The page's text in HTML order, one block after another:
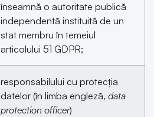
înseamnă o autoritate publică
independentă instituită de un
stat membru în temeiul
articolului 51 GDPR;
responsabilului cu protecția
datelor (în limba engleză, data
protection officer)